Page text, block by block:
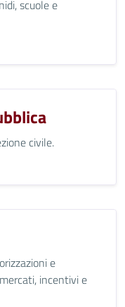
scuole e
civile.
e
incentivi e